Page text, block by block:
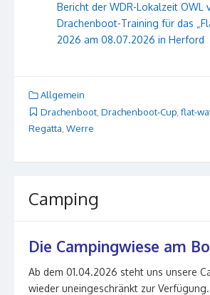
Bericht der WDR-Lokalzeit OWL
Drachenboot-Training für das
2026 am 08.07.2026 in Herford
Allgemein
Drachenboot Drachenboot-Cup flat-
Regatta Werre
Camping
Die Campingwiese am
Ab dem 01.04.2026 steht uns unsere
wieder uneingeschränkt zur Verfügung.